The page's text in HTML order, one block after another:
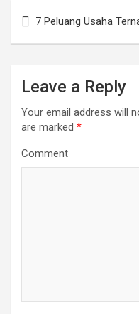
Post
navigation
7 Peluang Usaha
Leave a Reply
Your email address will
are marked *
Comment